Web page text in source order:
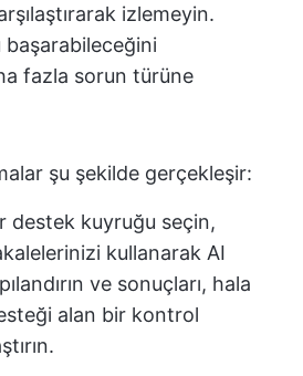
izlemeyin.
başarabileceğini
fazla sorun türüne
şu şekilde gerçekleşir:
destek kuyruğu seçin,
kullanarak AI
ve sonuçları, hala
alan bir kontrol